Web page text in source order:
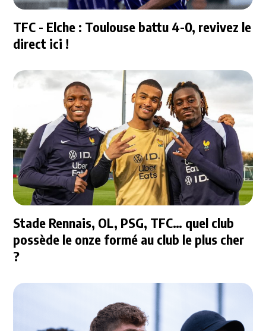
TFC - Elche : Toulouse battu 4-0, revivez le
direct ici !
Stade Rennais, OL, PSG, TFC… quel club
possède le onze formé au club le plus cher
?